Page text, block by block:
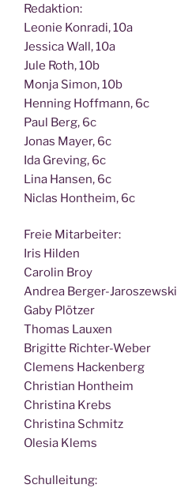
Redak­ti­on:
Leo­nie Kon­ra­di, 10a
Jes­si­ca Wall, 10a
Jule Roth, 10b
Mon­ja Simon, 10b
Hen­ning Hoff­mann, 6c
Paul Berg, 6c
Jonas May­er, 6c
Ida Gre­ving, 6c
Lina Han­sen, 6c
Nic­las Hont­heim, 6c
Freie Mit­ar­bei­ter:
Iris Hilden
Caro­lin Broy
Andrea Berger-Jaroszewski
Gaby Plötzer
Tho­mas Lauxen
Bri­git­te Richter-Weber
Cle­mens Hackenberg
Chris­ti­an Hontheim
Chris­ti­na Krebs
Chris­ti­na Schmitz
Ole­sia Klems
Schul­lei­tung: